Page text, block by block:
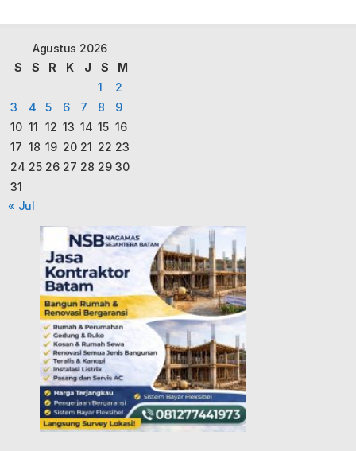
Agustus 2026
S
S R K J S
M
1
2
3
4 5 6 7 8
9
10 11 12 13 14 15 16
17 18 19 20 21 22 23
24 25 26 27 28 29 30
31
« Jul